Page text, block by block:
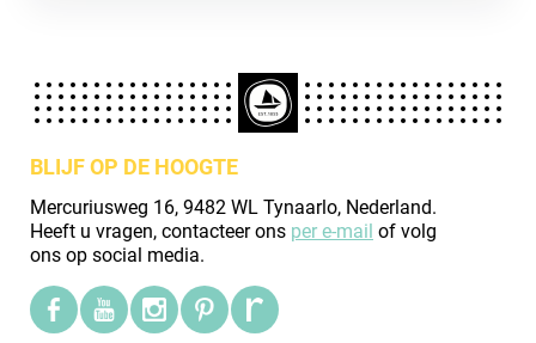
BLIJF OP DE HOOGTE
Mercuriusweg 16, 9482 WL Tynaarlo, Nederland.
Heeft u vragen, contacteer ons per e-mail of volg
ons op social media.